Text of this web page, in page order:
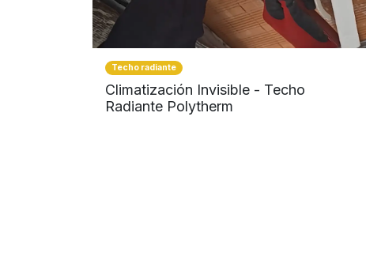
Techo radiante
Climatización Invisible - Techo
Radiante Polytherm